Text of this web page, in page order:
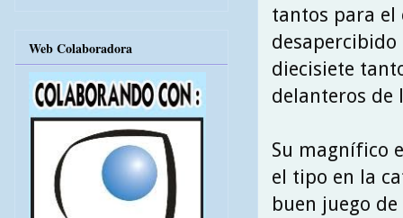
tantos para el
diecisiete
delanteros de
Su magnífico
el tipo en la
buen juego
Web Colaboradora